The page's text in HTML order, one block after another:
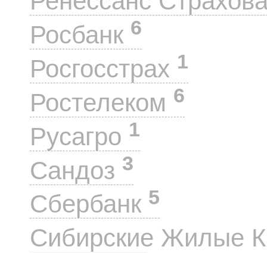
Росбанк 6
Росгосстрах 1
Ростелеком 6
Русагро 1
Сандоз 3
Сбербанк 5
Сибирские Жилые